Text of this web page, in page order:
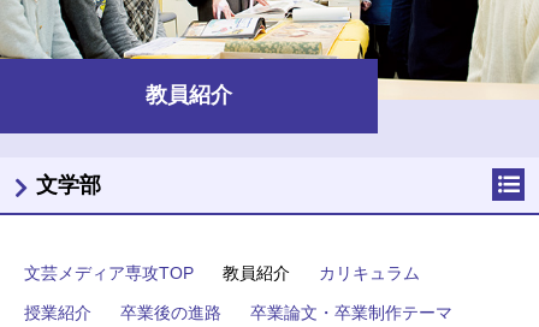
教員紹介
文芸メディア専攻TOP 教員紹介 カリキュラム
授業紹介 卒業後の進路 卒業論文・卒業制作テーマ
文学部